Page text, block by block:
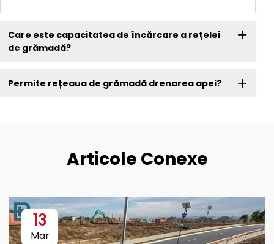
Care este capacitatea de încărcare a rețelei
de grămadă?
Permite rețeaua de grămadă drenarea apei?
Articole Conexe
13
Mar